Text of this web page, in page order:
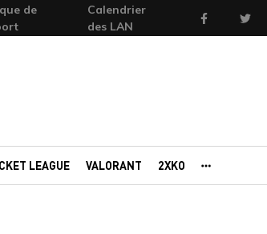
de
Calendrier
des LAN
Facebook
LEAGUE VALORANT 2XKO